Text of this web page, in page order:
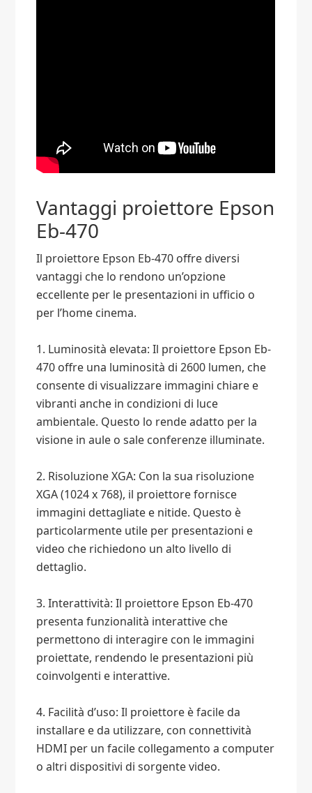
Vantaggi proiettore Epson
Eb-470
Il proiettore Epson Eb-470 offre diversi
vantaggi che lo rendono un’opzione
eccellente per le presentazioni in ufficio o
per l’home cinema.
1. Luminosità elevata: Il proiettore Epson Eb-
470 offre una luminosità di 2600 lumen, che
consente di visualizzare immagini chiare e
vibranti anche in condizioni di luce
ambientale. Questo lo rende adatto per la
visione in aule o sale conferenze illuminate.
2. Risoluzione XGA: Con la sua risoluzione
XGA (1024 x 768), il proiettore fornisce
immagini dettagliate e nitide. Questo è
particolarmente utile per presentazioni e
video che richiedono un alto livello di
dettaglio.
3. Interattività: Il proiettore Epson Eb-470
presenta funzionalità interattive che
permettono di interagire con le immagini
proiettate, rendendo le presentazioni più
coinvolgenti e interattive.
4. Facilità d’uso: Il proiettore è facile da
installare e da utilizzare, con connettività
HDMI per un facile collegamento a computer
o altri dispositivi di sorgente video.